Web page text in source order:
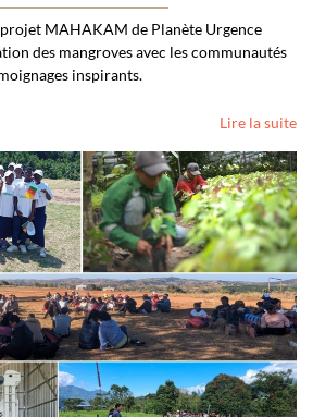
projet MAHAKAM de Planète Urgence
des mangroves avec les communautés
inspirants.
Lire la suite